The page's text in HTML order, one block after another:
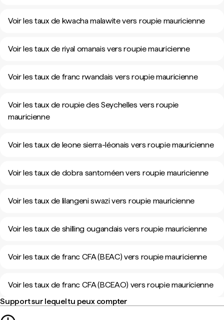
Voir les taux de kwacha malawite vers roupie mauricienne
Voir les taux de riyal omanais vers roupie mauricienne
Voir les taux de franc rwandais vers roupie mauricienne
Voir les taux de roupie des Seychelles vers roupie
mauricienne
Voir les taux de leone sierra-léonais vers roupie mauricienne
Voir les taux de dobra santoméen vers roupie mauricienne
Voir les taux de lilangeni swazi vers roupie mauricienne
Voir les taux de shilling ougandais vers roupie mauricienne
Voir les taux de franc CFA (BEAC) vers roupie mauricienne
Voir les taux de franc CFA (BCEAO) vers roupie mauricienne
Support sur lequel tu peux compter